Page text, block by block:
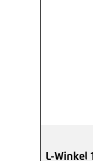
L-Winkel